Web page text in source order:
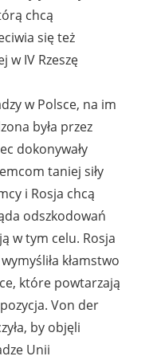
chcą
się też
w IV Rzeszę
w Polsce, na im
była przez
dokonywały
taniej siły
i Rosja chcą
odszkodowań
w tym celu. Rosja
kłamstwo
które powtarzają
Von der
by objęli
Unii